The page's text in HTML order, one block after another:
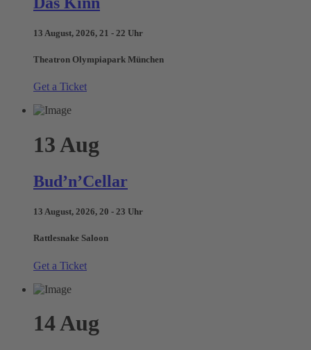
13 August, 2026, 21 - 22 Uhr
Theatron Olympiapark München
Get a Ticket
13 Aug
Bud’n’Cellar
13 August, 2026, 20 - 23 Uhr
Rattlesnake Saloon
Get a Ticket
14Aug